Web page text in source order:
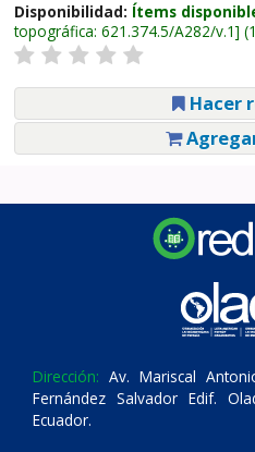
Disponibilidad: Ítems
topográfica: 621.374.5/A282/v.1
Hacer
Dirección: Av. Mariscal
Fernández Salvador Edif.
Ecuador.